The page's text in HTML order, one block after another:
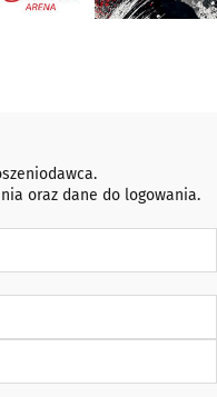
oraz dane do logowania.